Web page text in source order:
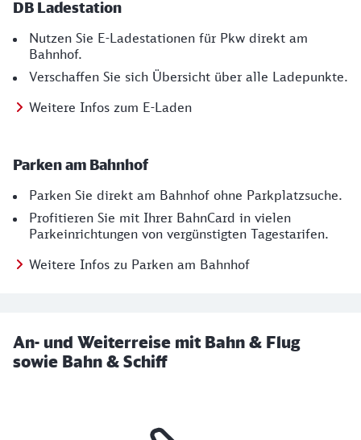
DB Ladestation
Nutzen Sie E-Ladestationen für Pkw direkt am
Bahnhof.
Verschaffen Sie sich Übersicht über alle Ladepunkte.
Weitere Infos zum E-Laden
Parken am Bahnhof
Parken Sie direkt am Bahnhof ohne Parkplatzsuche.
Profitieren Sie mit Ihrer BahnCard in vielen
Parkeinrichtungen von vergünstigten Tagestarifen.
Weitere Infos zu Parken am Bahnhof
An- und Weiterreise mit Bahn & Flug
sowie Bahn & Schiff